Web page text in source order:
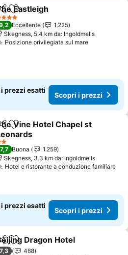
Aggiungi ai preferiti
Eastleigh
Stelle
Eccellente
1.225
Skegness, 5.4 km da: Ingoldmells
Posizione privilegiata sul mare
prezzi esatti
Scopri i prezzi
Aggiungi ai preferiti
Vine Hotel Chapel st
7,7 Buona
1.259
Skegness, 3.3 km da: Ingoldmells
Hotel e ristorante a conduzione familiare
prezzi esatti
Scopri i prezzi
Aggiungi ai preferiti
Dragon Hotel
7,3
468